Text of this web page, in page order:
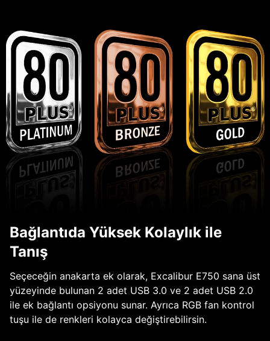
Bağlantıda Yüksek Kolaylık ile
Tanış
Seçeceğin anakarta ek olarak, Excalibur E750 sana üst
yüzeyinde bulunan 2 adet USB 3.0 ve 2 adet USB 2.0
ile ek bağlantı opsiyonu sunar. Ayrıca RGB fan kontrol
tuşu ile de renkleri kolayca değiştirebilirsin.